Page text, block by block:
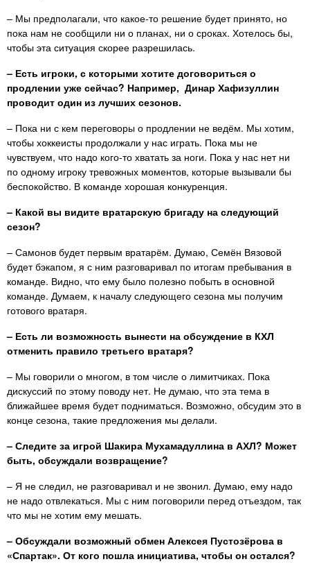
– Мы предполагали, что какое-то решение будет принято, но
пока нам не сообщили ни о планах, ни о сроках. Хотелось бы,
чтобы эта ситуация скорее разрешилась.
– Есть игроки, с которыми хотите договориться о
продлении уже сейчас? Например, Динар Хафизуллин
проводит один из лучших сезонов.
– Пока ни с кем переговоры о продлении не ведём. Мы хотим,
чтобы хоккеисты продолжали у нас играть. Пока мы не
чувствуем, что надо кого-то хватать за ноги. Пока у нас нет ни
по одному игроку тревожных моментов, которые вызывали бы
беспокойство. В команде хорошая конкуренция.
– Какой вы видите вратарскую бригаду на следующий
сезон?
– Самонов будет первым вратарём. Думаю, Семён Вязовой
будет бэкапом, я с ним разговаривал по итогам пребывания в
команде. Видно, что ему было полезно побыть в основной
команде. Думаем, к началу следующего сезона мы получим
готового вратаря.
– Есть ли возможность вынести на обсуждение в КХЛ
отменить правило третьего вратаря?
– Мы говорили о многом, в том числе о лимитчиках. Пока
дискуссий по этому поводу нет. Не думаю, что эта тема в
ближайшее время будет подниматься. Возможно, обсудим это в
конце сезона, такие предложения мы делали.
– Следите за игрой Шакира Мухамадуллина в АХЛ? Может
быть, обсуждали возвращение?
– Я не следил, не разговаривал и не звонил. Думаю, ему надо
не надо отвлекаться. Мы с ним поговорили перед отъездом, так
что мы не хотим ему мешать.
– Обсуждали возможный обмен Алексея Пустозёрова в
«Спартак». От кого пошла инициатива, чтобы он остался?